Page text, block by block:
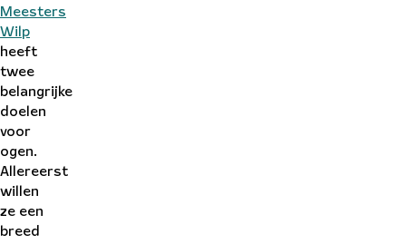
Meesters
Wilp
heeft
twee
belangrijke
doelen
voor
ogen.
Allereerst
willen
ze een
breed